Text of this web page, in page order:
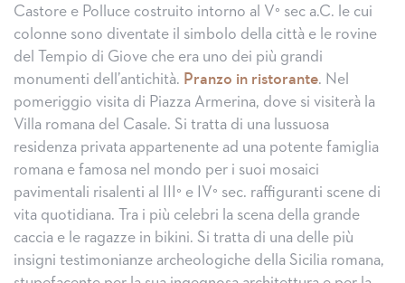
Castore e Polluce costruito intorno al V° sec a.C. le cui
colonne sono diventate il simbolo della città e le rovine
del Tempio di Giove che era uno dei più grandi
monumenti dell’antichità. Pranzo in ristorante. Nel
pomeriggio visita di Piazza Armerina, dove si visiterà la
Villa romana del Casale. Si tratta di una lussuosa
residenza privata appartenente ad una potente famiglia
romana e famosa nel mondo per i suoi mosaici
pavimentali risalenti al III° e IV° sec. raffiguranti scene di
vita quotidiana. Tra i più celebri la scena della grande
caccia e le ragazze in bikini. Si tratta di una delle più
insigni testimonianze archeologiche della Sicilia romana,